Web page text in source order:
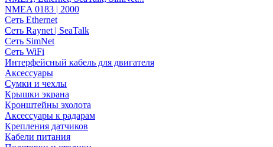
NMEA 0183 | 2000
Сеть Ethernet
Сеть Raynet | SeaTalk
Сеть SimNet
Сеть WiFi
Интерфейсный кабель для двигателя
Аксессуары
Сумки и чехлы
Крышки экрана
Кронштейны эхолота
Аксессуары к радарам
Крепления датчиков
Кабели питания